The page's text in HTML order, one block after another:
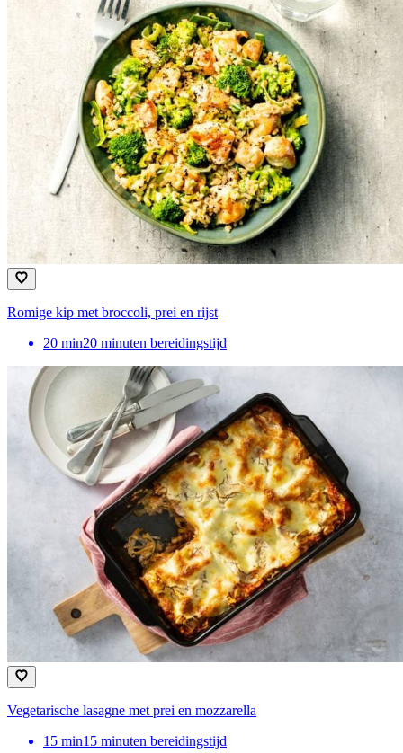
Romige kip met broccoli, prei en rijst
20 min20 minuten bereidingstijd
Vegetarische lasagne met prei en mozzarella
15 min15 minuten bereidingstijd